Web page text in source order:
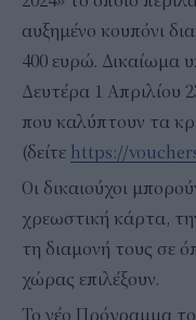
αυξημένο κουπόνι
400 ευρώ. Δικαίωμα
Δευτέρα 1 Απριλίου
που καλύπτουν τα
(δείτε https://
Οι δικαιούχοι
χρεωστική κάρτα,
τη διαμονή τους σε
χώρας επιλέξουν.
Το νέο Πρόγραμμα